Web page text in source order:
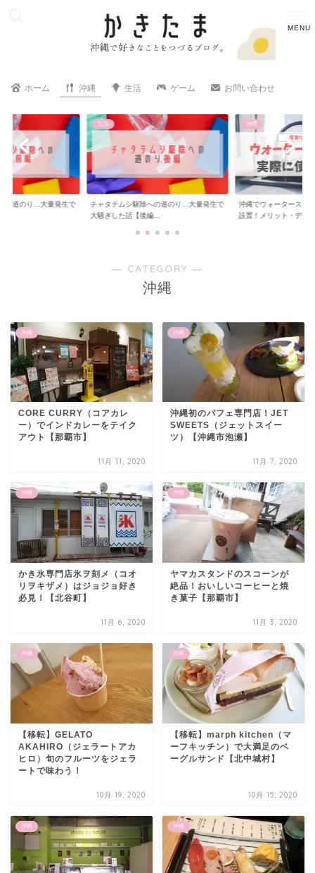
ホーム 沖縄 生活 ゲーム お問い合わせ
の道のり…大量発生で
生活
チャタテムシ駆除への道のり…大量発生で
大騒ぎした話【後編...
沖縄
沖縄でウォータースタ
設置！メリット・デ...
― CATEGORY ―
沖縄
沖縄
CORE CURRY（コアカレ
ー）でインドカレーをテイク
アウト【那覇市】
11月 11, 2020
沖縄
沖縄初のパフェ専門店！JET
SWEETS（ジェットスイー
ツ）【沖縄市泡瀬】
11月 7, 2020
沖縄
かき氷専門店氷ヲ刻メ（コオ
リヲキザメ）はジョジョ好き
必見！【北谷町】
11月 6, 2020
沖縄
ヤマカスタンドのスコーンが
絶品！おいしいコーヒーと焼
き菓子【那覇市】
11月 3, 2020
沖縄
【移転】GELATO
AKAHIRO（ジェラートアカ
ヒロ）旬のフルーツをジェラ
ートで味わう！
10月 19, 2020
沖縄
【移転】marph kitchen（マ
ーフキッチン）で大満足のベ
ーグルサンド【北中城村】
10月 15, 2020
沖縄 沖縄